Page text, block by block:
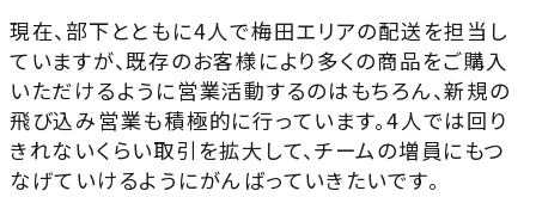
現在、部下とともに4人で梅田エリアの配送を担当し
ていますが、既存のお客様により多くの商品をご購入
いただけるように営業活動するのはもちろん、新規の
飛び込み営業も積極的に行っています。4人では回り
きれないくらい取引を拡大して、チームの増員にもつ
なげていけるようにがんばっていきたいです。